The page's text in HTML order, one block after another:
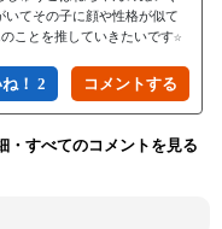
てその子に顔や性格が似て
ことを推していきたいです☆
！ 2
・すべてのコメントを見る